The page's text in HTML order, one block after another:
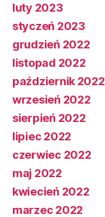
luty 2023
styczeń 2023
grudzień 2022
listopad 2022
październik 2022
wrzesień 2022
sierpień 2022
lipiec 2022
czerwiec 2022
maj 2022
kwiecień 2022
marzec 2022